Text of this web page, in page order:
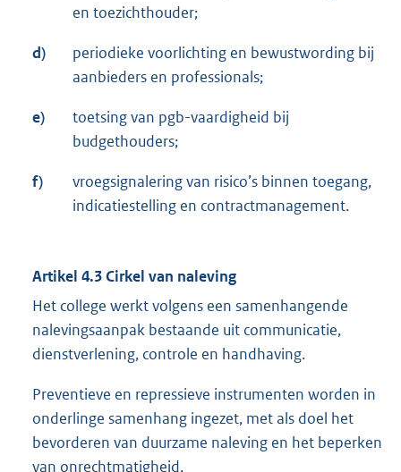
en toezichthouder;
d)
periodieke voorlichting en bewustwording bij
aanbieders en professionals;
e)
toetsing van pgb-vaardigheid bij
budgethouders;
f)
vroegsignalering van risico’s binnen toegang,
indicatiestelling en contractmanagement.
Artikel 4.3 Cirkel van naleving
Het college werkt volgens een samenhangende
nalevingsaanpak bestaande uit communicatie,
dienstverlening, controle en handhaving.
Preventieve en repressieve instrumenten worden in
onderlinge samenhang ingezet, met als doel het
bevorderen van duurzame naleving en het beperken
van onrechtmatigheid.